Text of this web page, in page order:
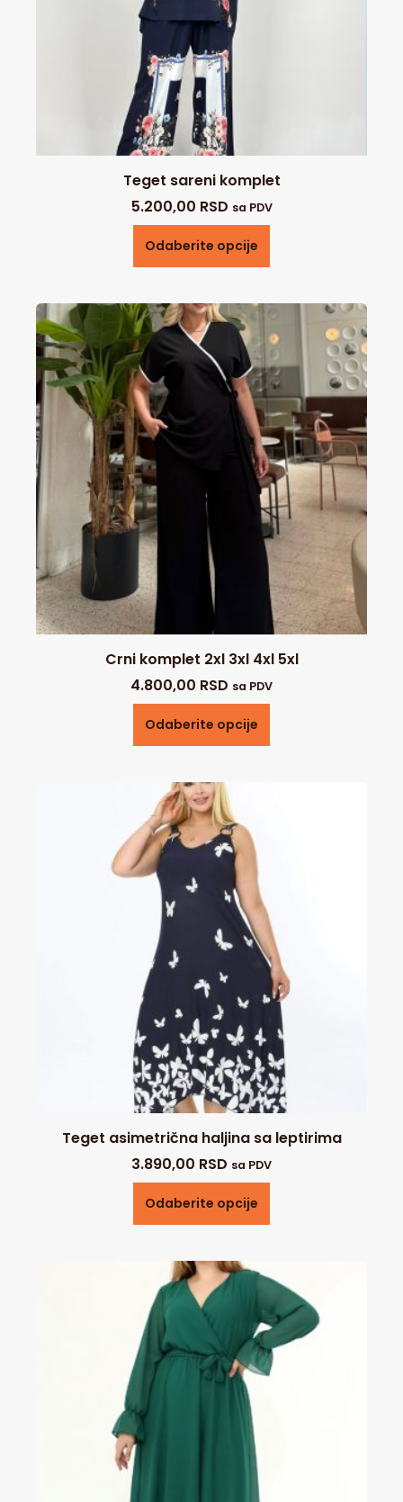
Teget sareni komplet
5.200,00 RSD sa PDV
Odaberite opcije
Crni komplet 2xl 3xl 4xl 5xl
4.800,00 RSD sa PDV
Odaberite opcije
Teget asimetrična haljina sa leptirima
3.890,00 RSD sa PDV
Odaberite opcije